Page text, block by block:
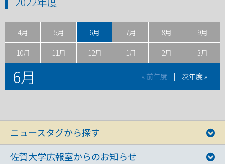
4月 5月 6月 7月 8月 9月
10月 11月 12月 1月 2月 3月
6月 « 前年度 | 次年度 »
ニュースタグから探す
佐賀大学広報室からのお知らせ